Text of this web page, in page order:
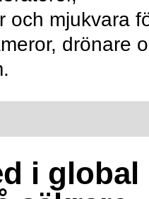
och mjukvara
drönare
i global